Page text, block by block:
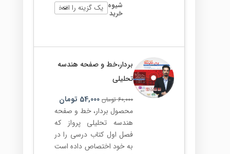
شیوه
خرید
بردار،خط و صفحه هندسه
تحلیلی
60,000 تومان 54,000 تومان
محصول بردار، خط و صفحه
هندسه تحلیلی پرواز که
فصل اول کتاب درسی را در
به خود اختصاص داده است